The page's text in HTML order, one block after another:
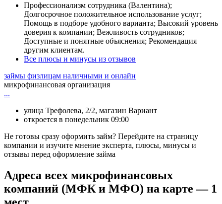
Профессионализм сотрудника (Валентина);
Долгосрочное положительное использование услуг;
Помощь в подборе удобного варианта; Высокий уровень
доверия к компании; Вежливость сотрудников;
Доступные и понятные объяснения; Рекомендация
другим клиентам.
Все плюсы и минусы из отзывов
займы физлицам наличными и онлайн
микрофинансовая организация
...
улица Трефолева, 2/2, магазин Вариант
откроется в понедельник 09:00
Не готовы сразу оформить займ? Перейдите на страницу
компании и изучите мнение эксперта, плюсы, минусы и
отзывы перед оформление займа
Адреса всех микрофинансовых
компаний (МФК и МФО) на карте — 1